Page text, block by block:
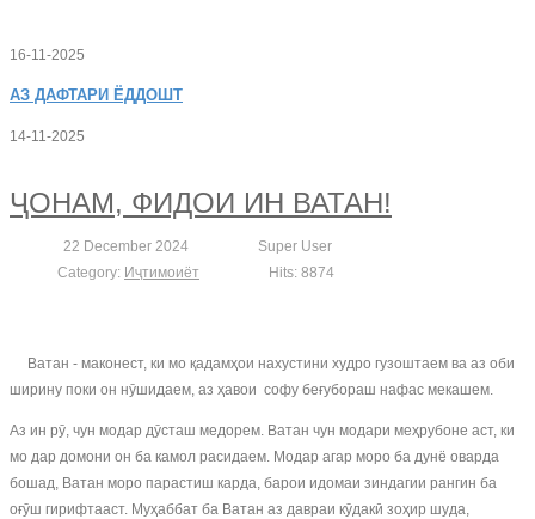
16-11-2025
АЗ ДАФТАРИ ЁДДОШТ
14-11-2025
ҶОНАМ, ФИДОИ ИН ВАТАН!
22 December 2024
Super User
Category: Иҷтимоиёт Hits: 8874
Ватан - маконест, ки мо қадамҳои нахустини худро гузоштаем ва аз оби
ширину поки он нӯшидаем, аз ҳавои софу беғубораш нафас мекашем.
Аз ин рӯ, чун модар дӯсташ медорем. Ватан чун модари меҳрубоне аст, ки
мо дар домони он ба камол расидаем. Модар агар моро ба дунё оварда
бошад, Ватан моро парастиш карда, барои идомаи зиндагии рангин ба
оғӯш гирифтааст. Муҳаббат ба Ватан аз давраи кӯдакӣ зоҳир шуда,